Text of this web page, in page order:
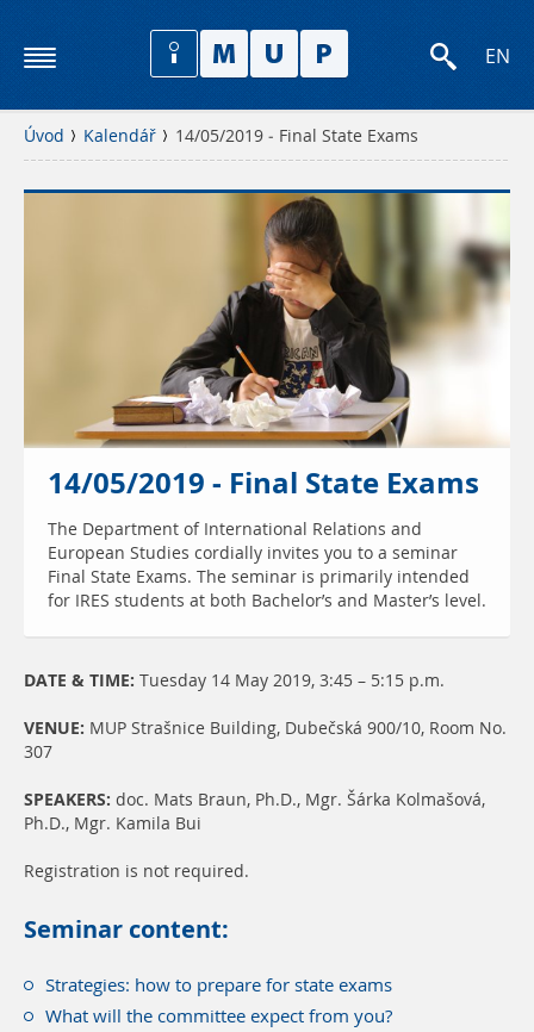
EN
Úvod Kalendář 14/05/2019 - Final State Exams
14/05/2019 - Final State Exams
The Department of International Relations and
European Studies cordially invites you to a seminar
Final State Exams. The seminar is primarily intended
for IRES students at both Bachelor’s and Master’s level.
DATE & TIME: Tuesday 14 May 2019, 3:45 – 5:15 p.m.
VENUE: MUP Strašnice Building, Dubečská 900/10, Room No.
307
SPEAKERS: doc. Mats Braun, Ph.D., Mgr. Šárka Kolmašová,
Ph.D., Mgr. Kamila Bui
Registration is not required.
Seminar content:
Strategies: how to prepare for state exams
What will the committee expect from you?